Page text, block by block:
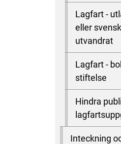
Lagfart -
eller
utvandrat
Lagfart -
stiftelse
Hindra
Inteckning